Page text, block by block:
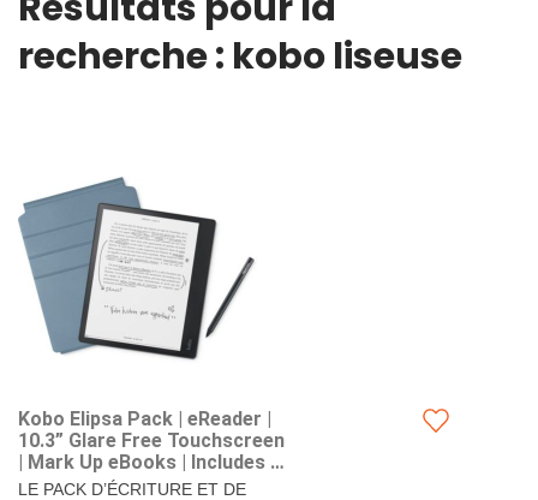
recherche : kobo liseuse
Kobo Elipsa Pack | eReader |
10.3” Glare Free Touchscreen
| Mark Up eBooks | Includes 1
Kobo Stylus & 1 SleepCover |
LE PACK D’ÉCRITURE ET DE